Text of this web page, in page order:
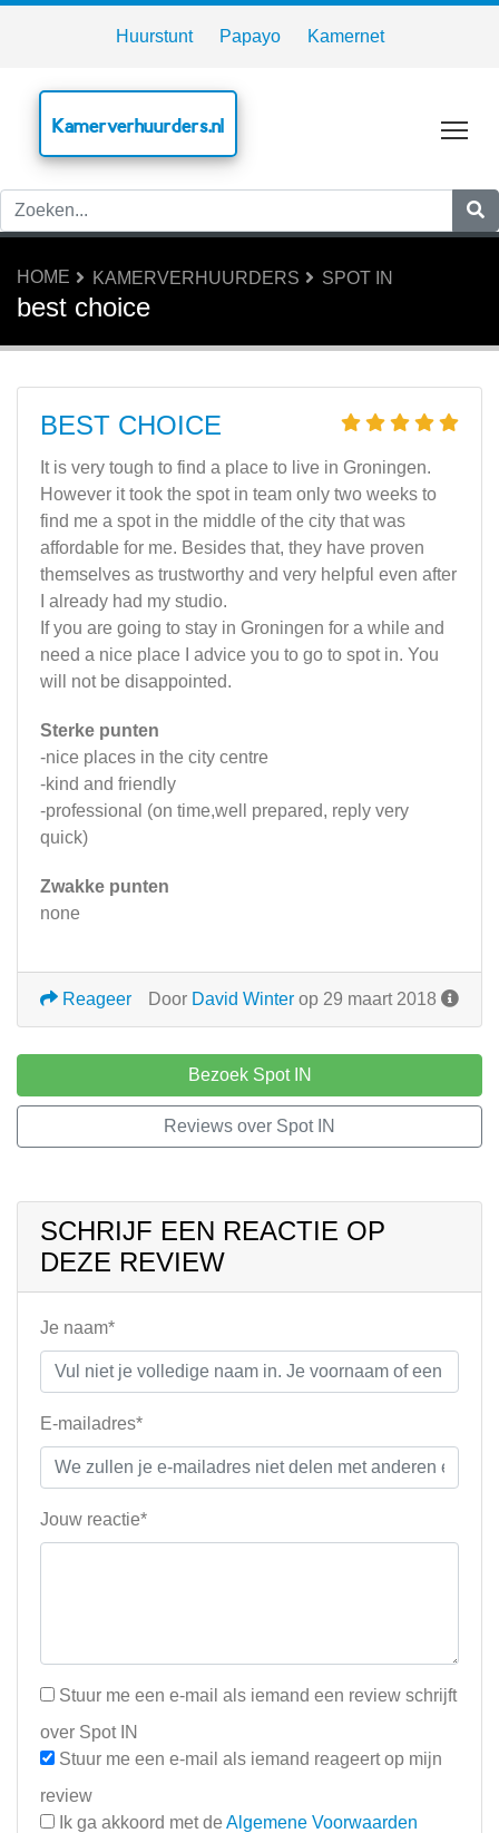
Huurstunt Papayo Kamernet
Kamerverhuurders.nl
HOME KAMERVERHUURDERS SPOT IN
best choice
BEST CHOICE
It is very tough to find a place to live in Groningen.
However it took the spot in team only two weeks to
find me a spot in the middle of the city that was
affordable for me. Besides that, they have proven
themselves as trustworthy and very helpful even after
I already had my studio.
If you are going to stay in Groningen for a while and
need a nice place I advice you to go to spot in. You
will not be disappointed.
Sterke punten
-nice places in the city centre
-kind and friendly
-professional (on time,well prepared, reply very
quick)
Zwakke punten
none
Door David Winter op 29 maart 2018
Reageer
Bezoek Spot IN
Reviews over Spot IN
SCHRIJF EEN REACTIE OP
DEZE REVIEW
Je naam*
E-mailadres*
Jouw reactie*
Stuur me een e-mail als iemand een review schrijft
over Spot IN
Stuur me een e-mail als iemand reageert op mijn
review
Ik ga akkoord met de Algemene Voorwaarden